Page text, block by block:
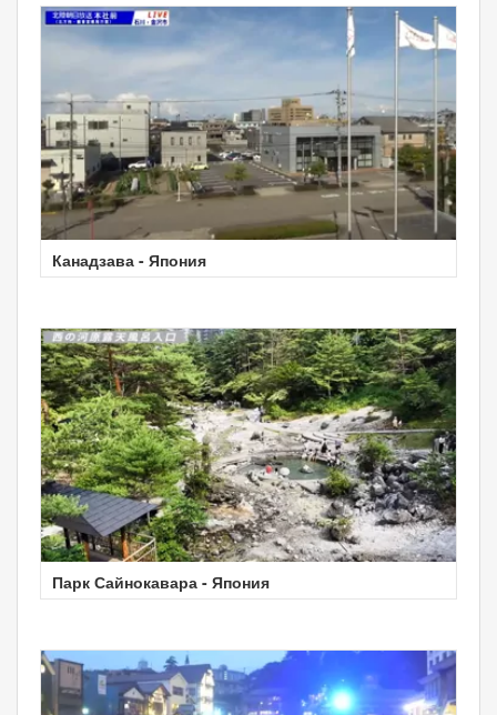
Канадзава - Япония
Парк Сайнокавара - Япония